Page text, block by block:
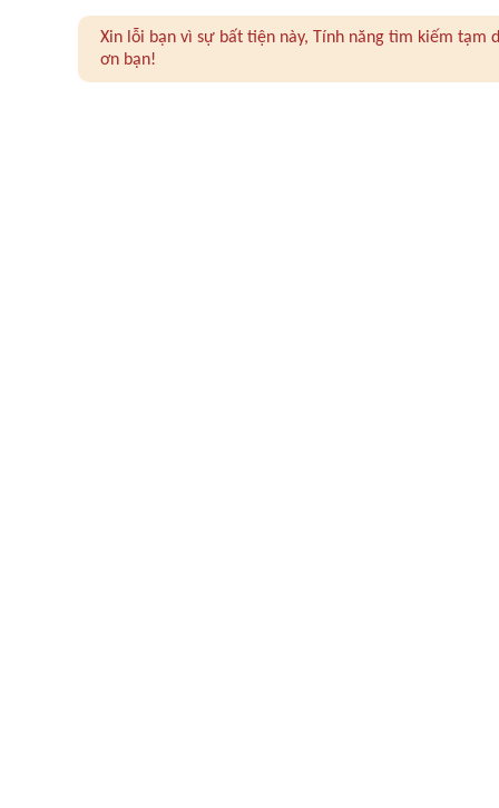
Xin lỗi bạn vì sự bất tiện này, Tính năng tìm kiếm
ơn bạn!